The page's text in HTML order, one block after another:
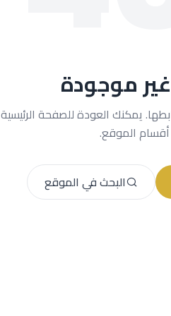
موجودة
يمكنك العودة للصفحة الرئيسية
الموقع.
البحث في الموقع